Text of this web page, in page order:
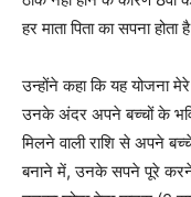
हर माता पिता का सपना
उन्होंने कहा कि यह योजना
उनके अंदर अपने बच्चों के
मिलने वाली राशि से अपने
बनाने में, उनके सपने पूरे करने